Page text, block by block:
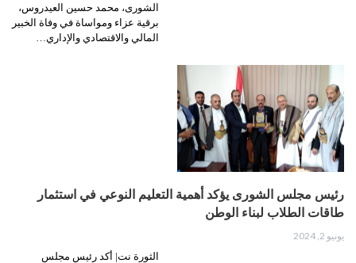
الشورى، محمد حسين العيدروس،
برقية عزاء ومواساة في وفاة الخبير
المالي والاقتصادي والإداري…
رئيس مجلس الشورى يؤكد أهمية التعليم النوعي في استثمار
طاقات الطلاب لبناء الوطن
يونيو 2, 2024
الثورة نت| أكد رئيس مجلس